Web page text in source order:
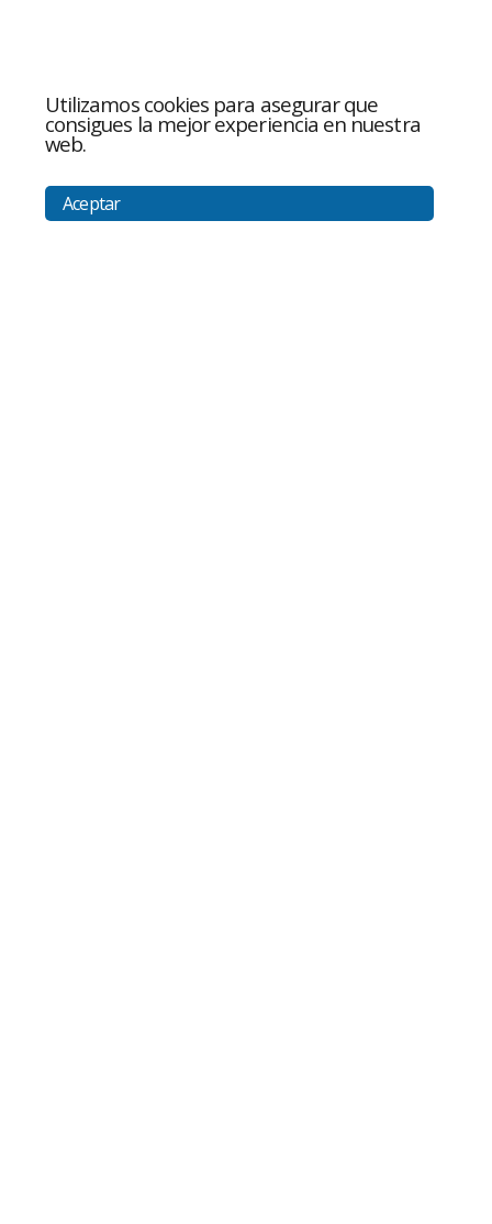
Utilizamos cookies para asegurar que
consigues la mejor experiencia en nuestra
web.
Aceptar